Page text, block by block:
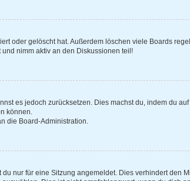
oder gelöscht hat. Außerdem löschen viele Boards
nimm aktiv an den Diskussionen teil!
es jedoch zurücksetzen. Dies machst du, indem du
können.
die Board-Administration.
nur für eine Sitzung angemeldet. Dies verhindert den